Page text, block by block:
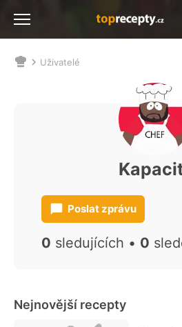
NacházíteUživatelé
Poslat zprávu
0 sledujících • 0
Nejnovější recepty